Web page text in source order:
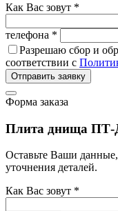
Как Вас зовут *
телефона *
Разрешаю сбор и
соответствии с
Отправить заявку
Форма заказа
Плита днища ПТ-
Оставьте Ваши
уточнения деталей.
Как Вас зовут *